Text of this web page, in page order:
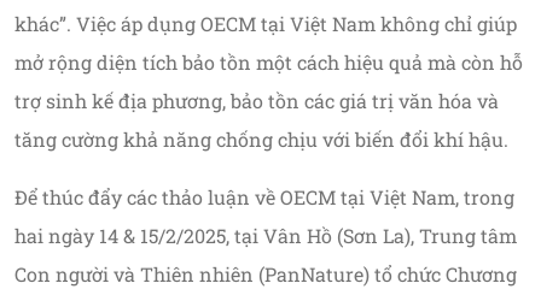
khác”. Việc áp dụng OECM tại Việt Nam không chỉ giúp
mở rộng diện tích bảo tồn một cách hiệu quả mà còn hỗ
trợ sinh kế địa phương, bảo tồn các giá trị văn hóa và
tăng cường khả năng chống chịu với biến đổi khí hậu.
Để thúc đẩy các thảo luận về OECM tại Việt Nam, trong
hai ngày 14 & 15/2/2025, tại Vân Hồ (Sơn La), Trung tâm
Con người và Thiên nhiên (PanNature) tổ chức Chương